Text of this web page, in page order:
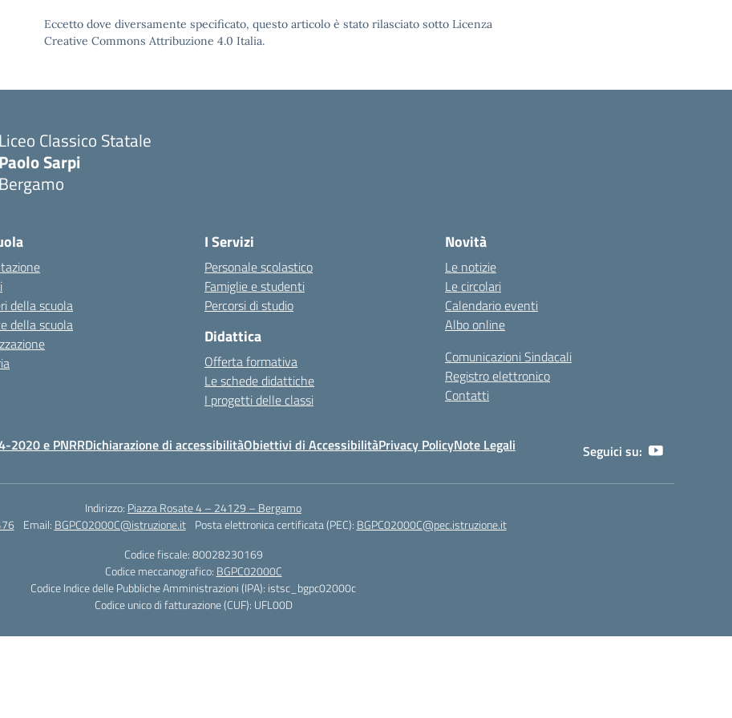
Eccetto dove diversamente specificato, questo articolo è stato rilasciato sotto Licenza
Creative Commons Attribuzione 4.0 Italia.
Liceo Classico Statale
Paolo Sarpi
Bergamo
della scuola
della scuola
I Servizi
Personale scolastico
Famiglie e studenti
Percorsi di studio
Didattica
Offerta formativa
Le schede didattiche
I progetti delle classi
Novità
Le notizie
Le circolari
Calendario eventi
Albo online
Comunicazioni Sindacali
Registro elettronico
Contatti
2020 e PNRRDichiarazione di accessibilitàObiettivi di AccessibilitàPrivacy PolicyNote Legali Seguici su:
Indirizzo: Piazza Rosate 4 – 24129 – Bergamo
Email: BGPC02000C@istruzione.it Posta elettronica certificata (PEC): BGPC02000C@pec.istruzione.it
Codice fiscale: 80028230169
Codice meccanografico: BGPC02000C
Codice Indice delle Pubbliche Amministrazioni (IPA): istsc_bgpc02000c
Codice unico di fatturazione (CUF): UFL00D